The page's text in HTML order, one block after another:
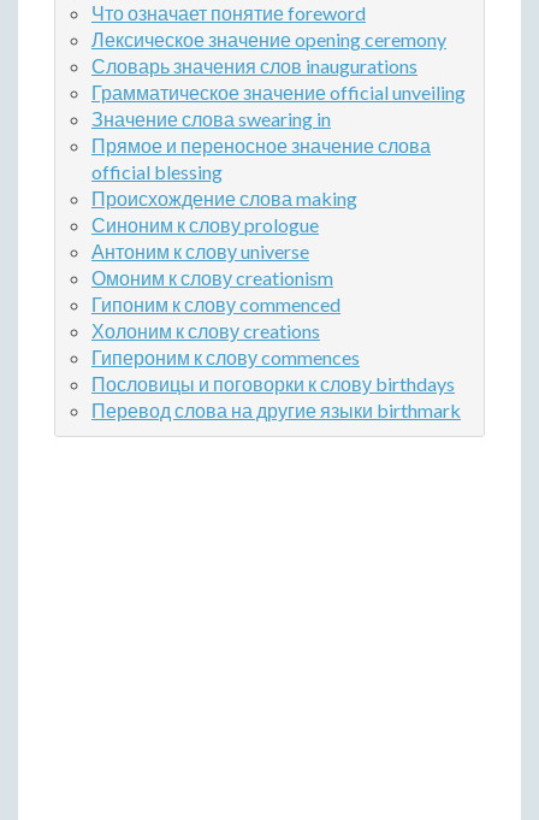
Что означает понятие foreword
Лексическое значение opening ceremony
Словарь значения слов inaugurations
Грамматическое значение official unveiling
Значение слова swearing in
Прямое и переносное значение слова
official blessing
Происхождение слова making
Синоним к слову prologue
Антоним к слову universe
Омоним к слову creationism
Гипоним к слову commenced
Холоним к слову creations
Гипероним к слову commences
Пословицы и поговорки к слову birthdays
Перевод слова на другие языки birthmark